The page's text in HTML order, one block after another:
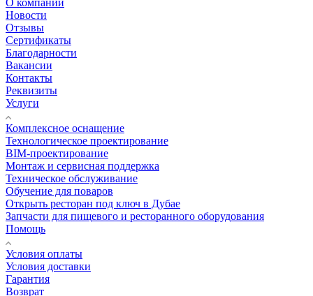
Новости
Отзывы
Сертификаты
Благодарности
Вакансии
Контакты
Реквизиты
Услуги
Комплексное оснащение
Технологическое проектирование
BIM-проектирование
Монтаж и сервисная поддержка
Техническое обслуживание
Обучение для поваров
Открыть ресторан под ключ в Дубае
Запчасти для пищевого и ресторанного оборудования
Помощь
Условия оплаты
Условия доставки
Гарантия
Возврат